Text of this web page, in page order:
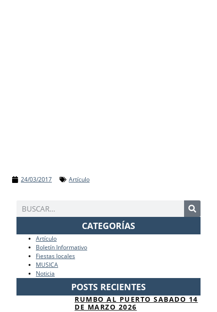
24/03/2017 Artículo
CATEGORÍAS
Artículo
Boletín Informativo
Fiestas locales
MUSICA
Noticia
POSTS RECIENTES
RUMBO AL PUERTO SABADO 14
DE MARZO 2026